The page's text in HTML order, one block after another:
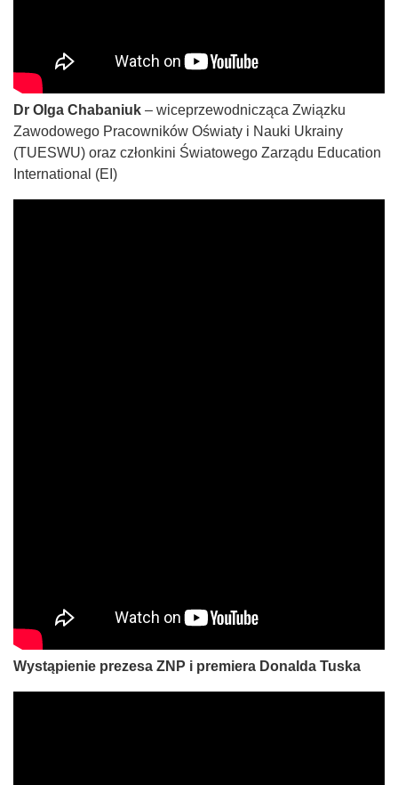
Dr Olga Chabaniuk – wiceprzewodnicząca Związku
Zawodowego Pracowników Oświaty i Nauki Ukrainy
(TUESWU) oraz członkini Światowego Zarządu Education
International (EI)
Wystąpienie prezesa ZNP i premiera Donalda Tuska